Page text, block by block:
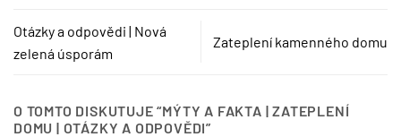
Otázky a odpovědi | Nová
zelená úsporám
Zateplení kamenného domu
O TOMTO DISKUTUJE “MÝTY A FAKTA | ZATEPLENÍ
DOMU | OTÁZKY A ODPOVĚDI”